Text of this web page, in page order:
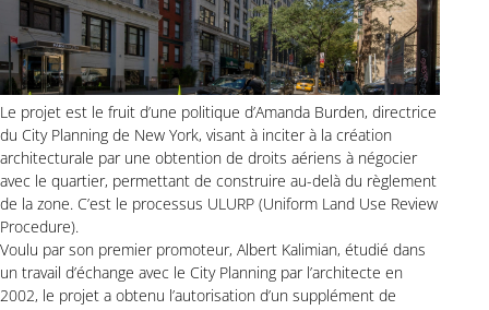
Le projet est le fruit d’une politique d’Amanda Burden, directrice
du City Planning de New York, visant à inciter à la création
architecturale par une obtention de droits aériens à négocier
avec le quartier, permettant de construire au-delà du règlement
de la zone. C’est le processus ULURP (Uniform Land Use Review
Procedure).
Voulu par son premier promoteur, Albert Kalimian, étudié dans
un travail d’échange avec le City Planning par l’architecte en
2002, le projet a obtenu l’autorisation d’un supplément de